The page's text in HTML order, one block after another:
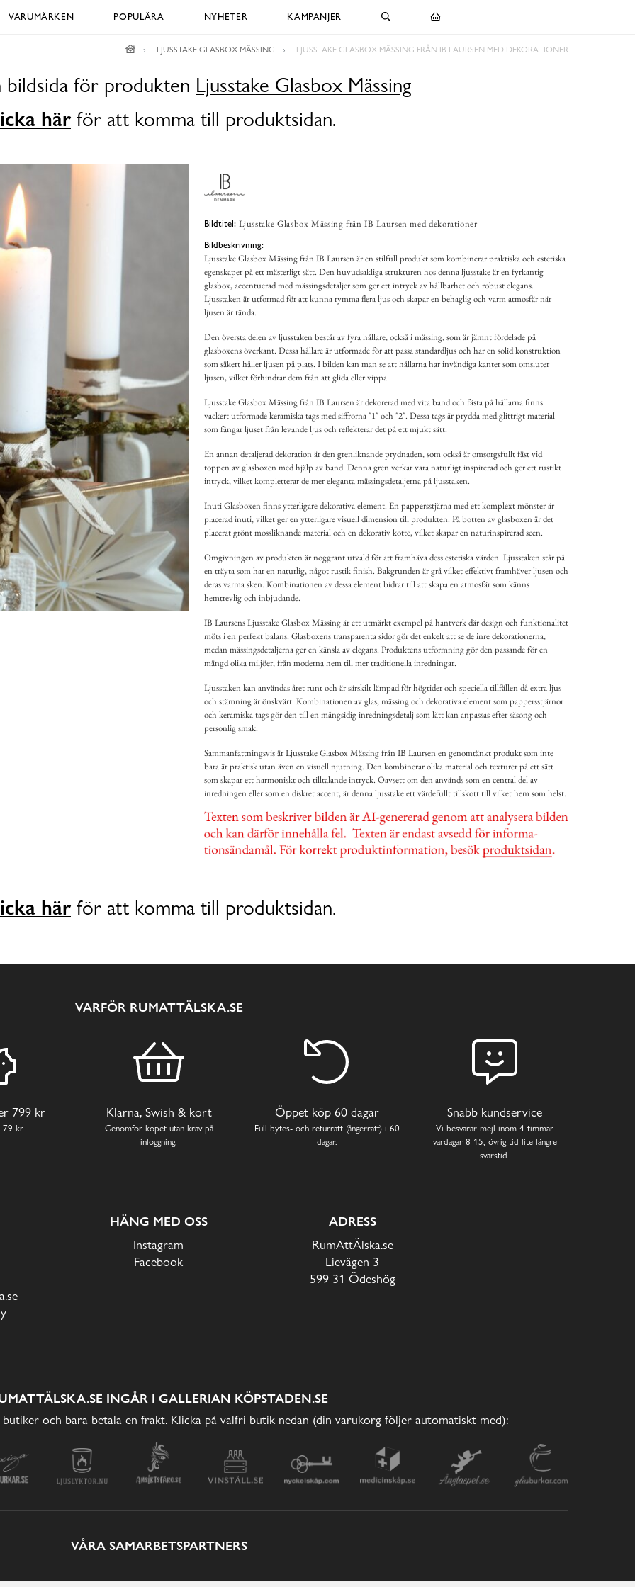
VARUMÄRKEN POPULÄRA NYHETER KAMPANJER
LJUSSTAKE GLASBOX MÄSSING LJUSSTAKE GLASBOX MÄSSING FRÅN IB LAURSEN MED DEKORATIONER
för produkten Ljusstake Glasbox Mässing
här för att komma till produktsidan.
Bildtitel: Ljusstake Glasbox Mässing från IB Laursen med dekorationer
Bildbeskrivning:
Ljusstake Glasbox Mässing från IB Laursen är en stilfull produkt som kombinerar praktiska och estetiska
egenskaper på ett mästerligt sätt. Den huvudsakliga strukturen hos denna ljusstake är en fyrkantig
glasbox, accentuerad med mässingsdetaljer som ger ett intryck av hållbarhet och robust elegans.
Ljusstaken är utformad för att kunna rymma flera ljus och skapar en behaglig och varm atmosfär när
ljusen är tända.
Den översta delen av ljusstaken består av fyra hållare, också i mässing, som är jämnt fördelade på
glasboxens överkant. Dessa hållare är utformade för att passa standardljus och har en solid konstruktion
som säkert håller ljusen på plats. I bilden kan man se att hållarna har invändiga kanter som omsluter
ljusen, vilket förhindrar dem från att glida eller vippa.
Ljusstake Glasbox Mässing från IB Laursen är dekorerad med vita band och fästa på hållarna finns
vackert utformade keramiska tags med siffrorna "1" och "2". Dessa tags är prydda med glittrigt material
som fångar ljuset från levande ljus och reflekterar det på ett mjukt sätt.
En annan detaljerad dekoration är den grenliknande prydnaden, som också är omsorgsfullt fäst vid
toppen av glasboxen med hjälp av band. Denna gren verkar vara naturligt inspirerad och ger ett rustikt
intryck, vilket kompletterar de mer eleganta mässingsdetaljerna på ljusstaken.
Inuti Glasboxen finns ytterligare dekorativa element. En pappersstjärna med ett komplext mönster är
placerad inuti, vilket ger en ytterligare visuell dimension till produkten. På botten av glasboxen är det
placerat grönt mossliknande material och en dekorativ kotte, vilket skapar en naturinspirerad scen.
Omgivningen av produkten är noggrant utvald för att framhäva dess estetiska värden. Ljusstaken står på
en träyta som har en naturlig, något rustik finish. Bakgrunden är grå vilket effektivt framhäver ljusen och
deras varma sken. Kombinationen av dessa element bidrar till att skapa en atmosfär som känns
hemtrevlig och inbjudande.
IB Laursens Ljusstake Glasbox Mässing är ett utmärkt exempel på hantverk där design och funktionalitet
möts i en perfekt balans. Glasboxens transparenta sidor gör det enkelt att se de inre dekorationerna,
medan mässingsdetaljerna ger en känsla av elegans. Produktens utformning gör den passande för en
mängd olika miljöer, från moderna hem till mer traditionella inredningar.
Ljusstaken kan användas året runt och är särskilt lämpad för högtider och speciella tillfällen då extra ljus
och stämning är önskvärt. Kombinationen av glas, mässing och dekorativa element som pappersstjärnor
och keramiska tags gör den till en mångsidig inredningsdetalj som lätt kan anpassas efter säsong och
personlig smak.
Sammanfattningsvis är Ljusstake Glasbox Mässing från IB Laursen en genomtänkt produkt som inte
bara är praktisk utan även en visuell njutning. Den kombinerar olika material och texturer på ett sätt
som skapar ett harmoniskt och tilltalande intryck. Oavsett om den används som en central del av
inredningen eller som en diskret accent, är denna ljusstake ett värdefullt tillskott till vilket hem som helst.
här för att komma till produktsidan.
VARFÖR RUMATTÄLSKA.SE
799 kr
79 kr.
Klarna, Swish & kort
Genomför köpet utan krav på
inloggning.
Öppet köp 60 dagar
Full bytes- och returrätt (ångerrätt) i 60
dagar.
Snabb kundservice
Vi besvarar mejl inom 4 timmar
vardagar 8-15, övrig tid lite längre
svarstid.
HÄNG MED OSS
Instagram
Facebook
ADRESS
RumAttÄlska.se
Lievägen 3
599 31 Ödeshög
INGÅR I GALLERIAN KÖPSTADEN.SE
och bara betala en frakt. Klicka på valfri butik nedan (din varukorg följer automatiskt med):
VÅRA SAMARBETSPARTNERS